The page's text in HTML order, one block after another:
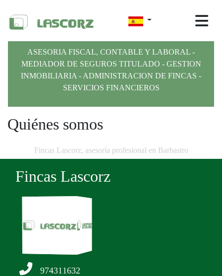
ASESORIA FISCAL, CONTABLE Y LABORAL -
MEDIADOR DE SEGUROS TITULADO - GESTION
INMOBILIARIA - ADMINISTRACION DE FINCAS -
SERVICIOS FINANCIEROS
Quiénes somos
Fincas Lascorz, asesoría profesional en Barbastro
Fincas Lascorz
974311632